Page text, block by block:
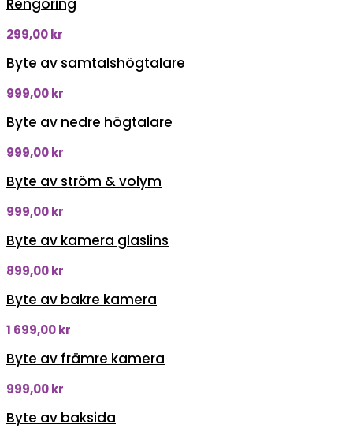
Rengöring
299,00kr
Byte av samtalshögtalare
999,00kr
Byte av nedre högtalare
999,00kr
Byte av ström & volym
999,00kr
Byte av kamera glaslins
899,00kr
Byte av bakre kamera
1 699,00kr
Byte av främre kamera
999,00kr
Byte av baksida